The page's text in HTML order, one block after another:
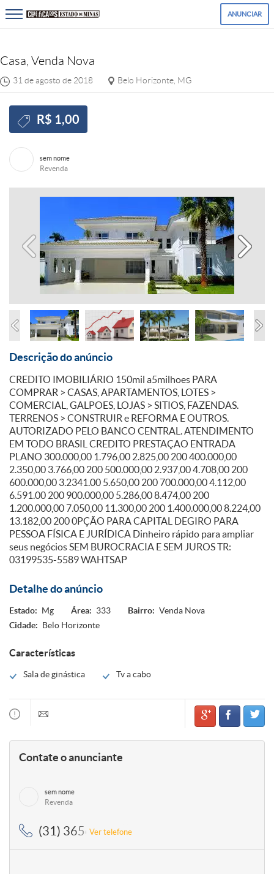
ANUNCIAR
Casa, Venda Nova
31 de agosto de 2018 Belo Horizonte, MG
R$ 1,00
sem nome
Revenda
Descrição do anúncio
CREDITO IMOBILIÁRIO 150mil a5milhoes PARA
COMPRAR > CASAS, APARTAMENTOS, LOTES >
COMERCIAL, GALPOES, LOJAS > SITIOS, FAZENDAS.
TERRENOS > CONSTRUIR e REFORMA E OUTROS.
AUTORIZADO PELO BANCO CENTRAL. ATENDIMENTO
EM TODO BRASIL CREDITO PRESTAÇAO ENTRADA
PLANO 300.000,00 1.796,00 2.825,00 200 400.000,00
2.350,00 3.766,00 200 500.000,00 2.937,00 4.708,00 200
600.000,00 3.2341.00 5.650,00 200 700.000,00 4.112,00
6.591.00 200 900.000,00 5.286,00 8.474,00 200
1.200.000,00 7.050,00 11.300,00 200 1.400.000,00 8.224,00
13.182,00 200 0PÇÃO PARA CAPITAL DEGIRO PARA
PESSOA FÍSICA E JURÍDICA Dinheiro rápido para ampliar
seus negócios SEM BUROCRACIA E SEM JUROS TR:
03199535-5589 WAHTSAP
Detalhe do anúncio
Estado: Mg Área: 333 Bairro: Venda Nova
Cidade: Belo Horizonte
Características
Sala de ginástica Tv a cabo
Contate o anunciante
sem nome
Revenda
(31) 3656-5364, (31) 3656-5364
Ver telefone